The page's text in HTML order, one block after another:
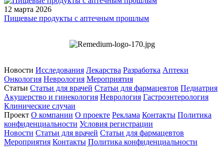
12 марта 2026
Пищевые продукты с аптечным прошлым
Новости Исследования Лекарства Разработка Аптеки
Онкология Неврология Мероприятия
Статьи Статьи для врачей Статьи для фармацевтов Педиатрия
Акушерство и гинекология Неврология Гастроэнтерология
Клинические случаи
Проект О компании О проекте Реклама Контакты Политика
конфиденциальности Условия регистрации
Новости Статьи для врачей Статьи для фармацевтов
Мероприятия Контакты Политика конфиденциальности